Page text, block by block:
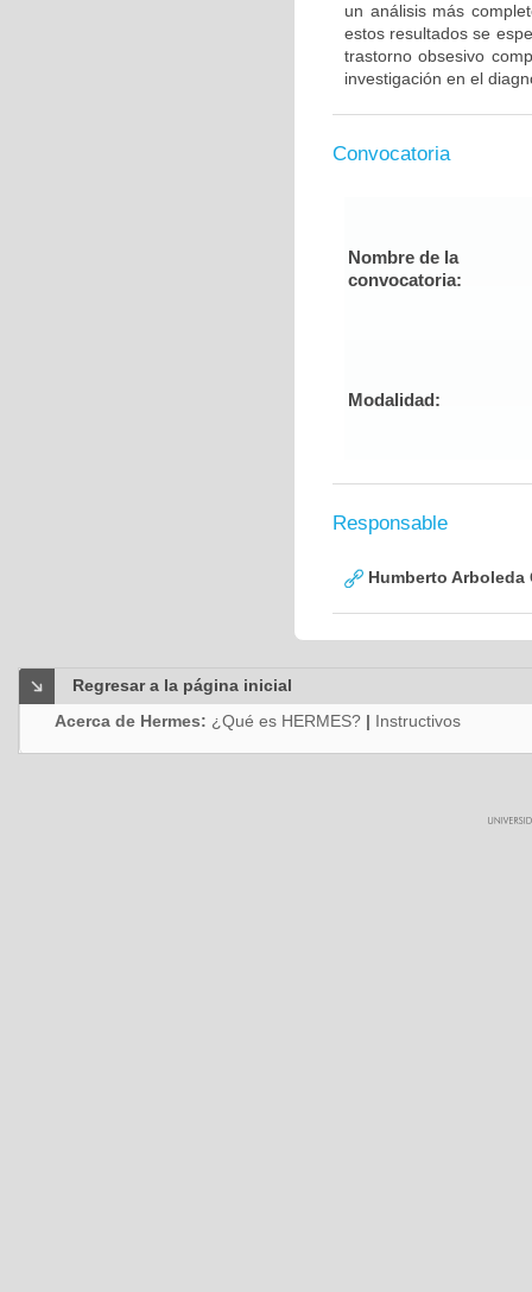
un análisis más
estos resultados se
trastorno obsesivo
investigación en el
Convocatoria
Nombre de la
convocatoria:
Modalidad:
Responsable
Humberto Arboleda
Regresar a la página inicial
Acerca de Hermes: ¿Qué es HERMES? | Instructivos